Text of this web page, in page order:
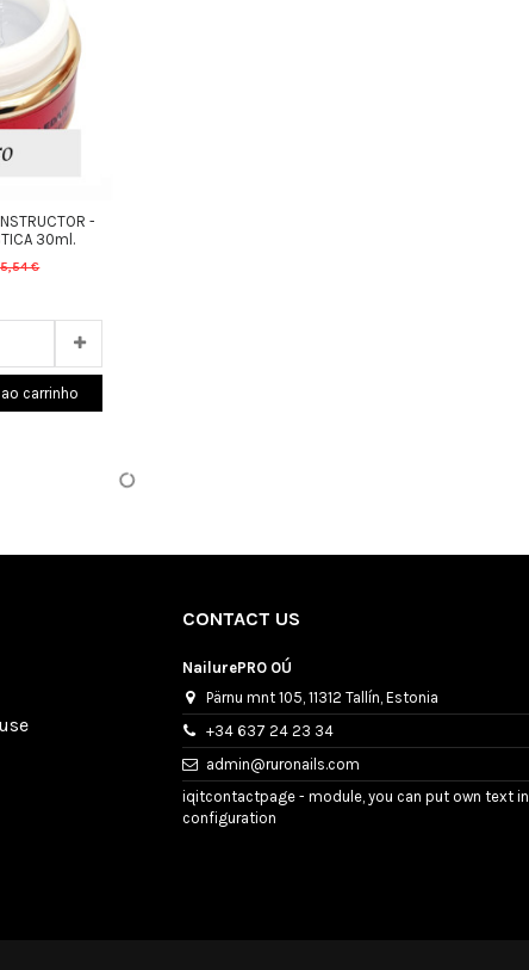
-
30ml.
€
carrinho
CONTACT US
NailurePRO OÚ
Pärnu mnt 105, 11312 Tallín, Estonia
+34 637 24 23 34
admin@ruronails.com
iqitcontactpage - module, you can put own text in
configuration